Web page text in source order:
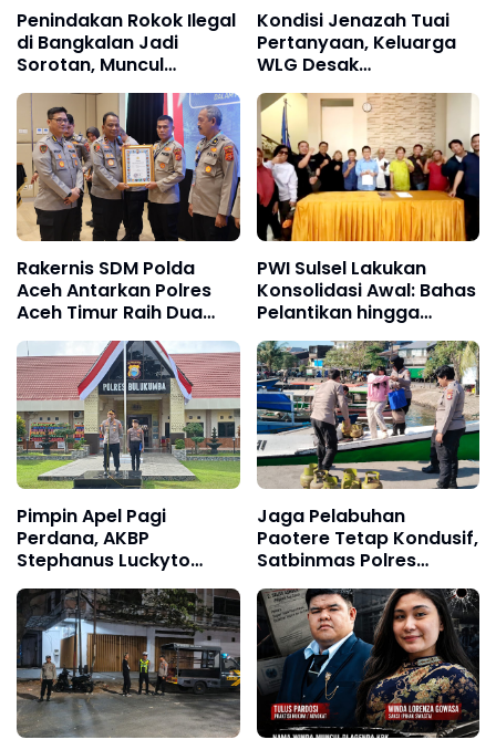
Penindakan Rokok Ilegal
di Bangkalan Jadi
Sorotan, Muncul
hingga Upeti Berkala
Kondisi Jenazah Tuai
Pertanyaan, Keluarga
WLG Desak
Tanpa Konflik
Kepentingan
Rakernis SDM Polda
Aceh Antarkan Polres
Aceh Timur Raih Dua
Penghargaan
PWI Sulsel Lakukan
Konsolidasi Awal: Bahas
Pelantikan hingga
Agenda Porwanas 2027
Pimpin Apel Pagi
Perdana, AKBP
Stephanus Luckyto
Tekankan Disiplin,
Kebersihan, dan
Kecintaan terhadap
Organisasi
Jaga Pelabuhan
Paotere Tetap Kondusif,
Satbinmas Polres
Pelabuhan Makassar
Intensifkan Patroli
Kamtibmas